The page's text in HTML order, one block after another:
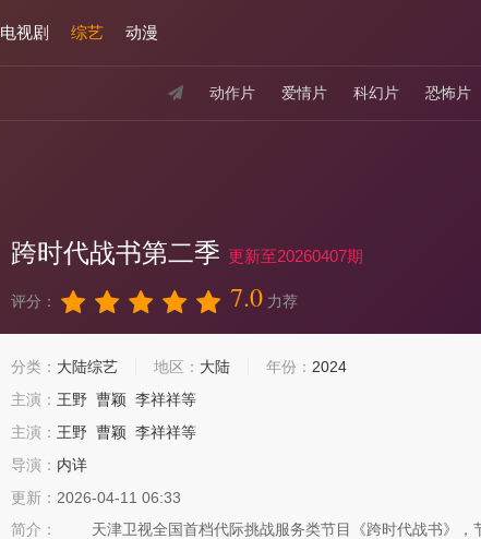
电视剧 综艺 动漫
动作片 爱情片 科幻片 恐怖片
跨时代战书第二季 更新至20260407期
评分： 7.0 力荐
分类： 大陆综艺 地区： 大陆 年份： 2024
主演： 王野 曹颖 李祥祥等
主演： 王野 曹颖 李祥祥等
导演： 内详
更新： 2026-04-11 06:33
简介：
天津卫视全国首档代际挑战服务类节目《跨时代战书》，节